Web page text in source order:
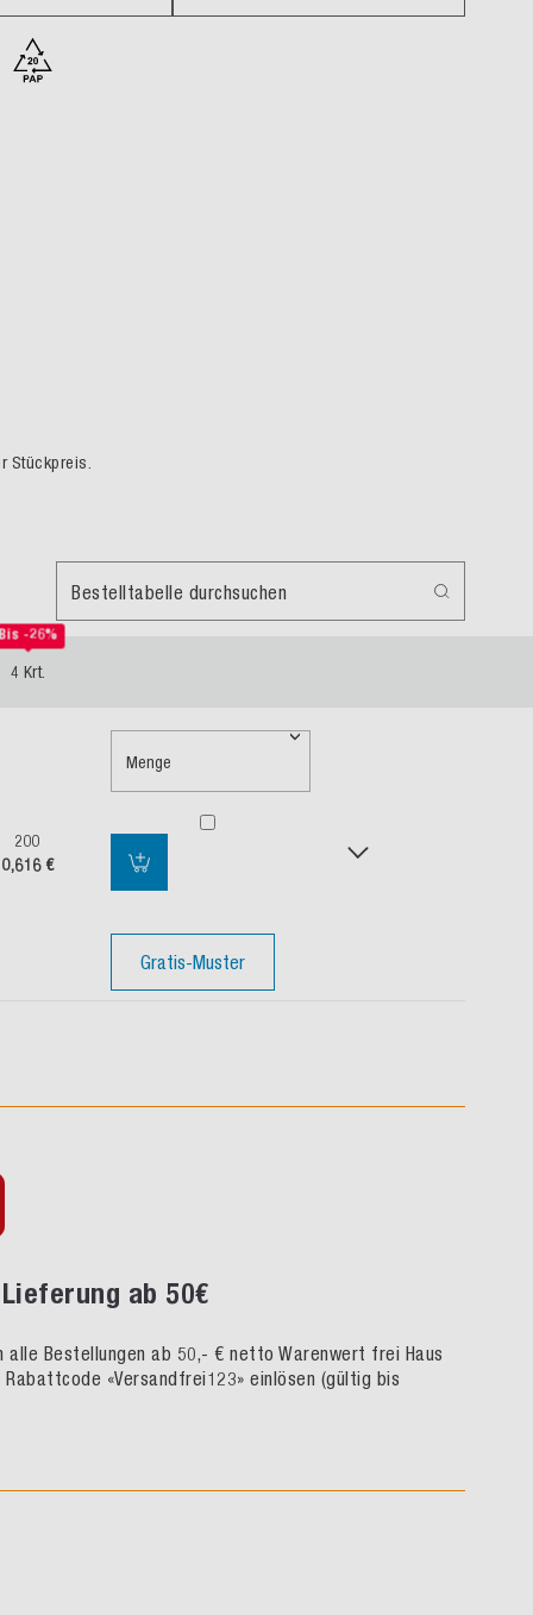
Stückpreis.
Bestelltabelle durchsuchen
Bis -26%
4 Krt.
200
0,616 €
Menge
Gratis-Muster
ab 50€
alle Bestellungen ab 50,- € netto Warenwert frei Haus
«Versandfrei123» einlösen (gültig bis